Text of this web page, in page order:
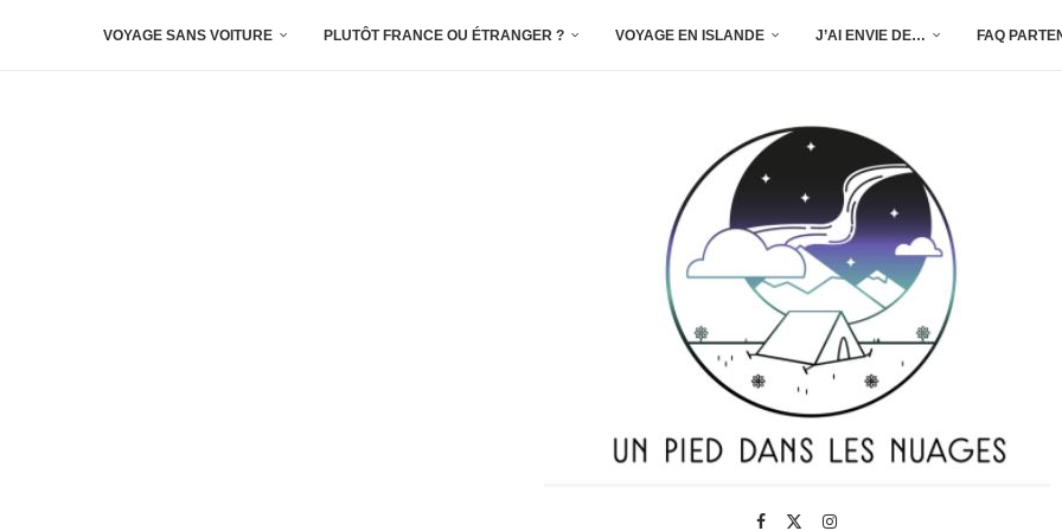
VOYAGE SANS VOITURE PLUTÔT FRANCE OU ÉTRANGER ? VOYAGE EN ISLANDE J’AI ENVIE DE… FAQ